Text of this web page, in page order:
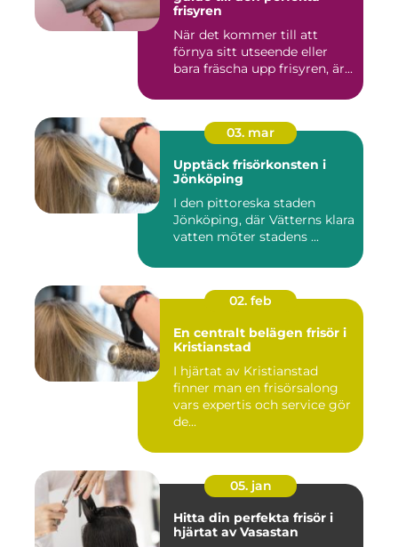
frisyren
När det kommer till att
förnya sitt utseende eller
bara fräscha upp frisyren, är...
03. mar
Upptäck frisörkonsten i
Jönköping
I den pittoreska staden
Jönköping, där Vätterns klara
vatten möter stadens ...
02. feb
En centralt belägen frisör i
Kristianstad
I hjärtat av Kristianstad
finner man en frisörsalong
vars expertis och service gör
de...
05. jan
Hitta din perfekta frisör i
hjärtat av Vasastan